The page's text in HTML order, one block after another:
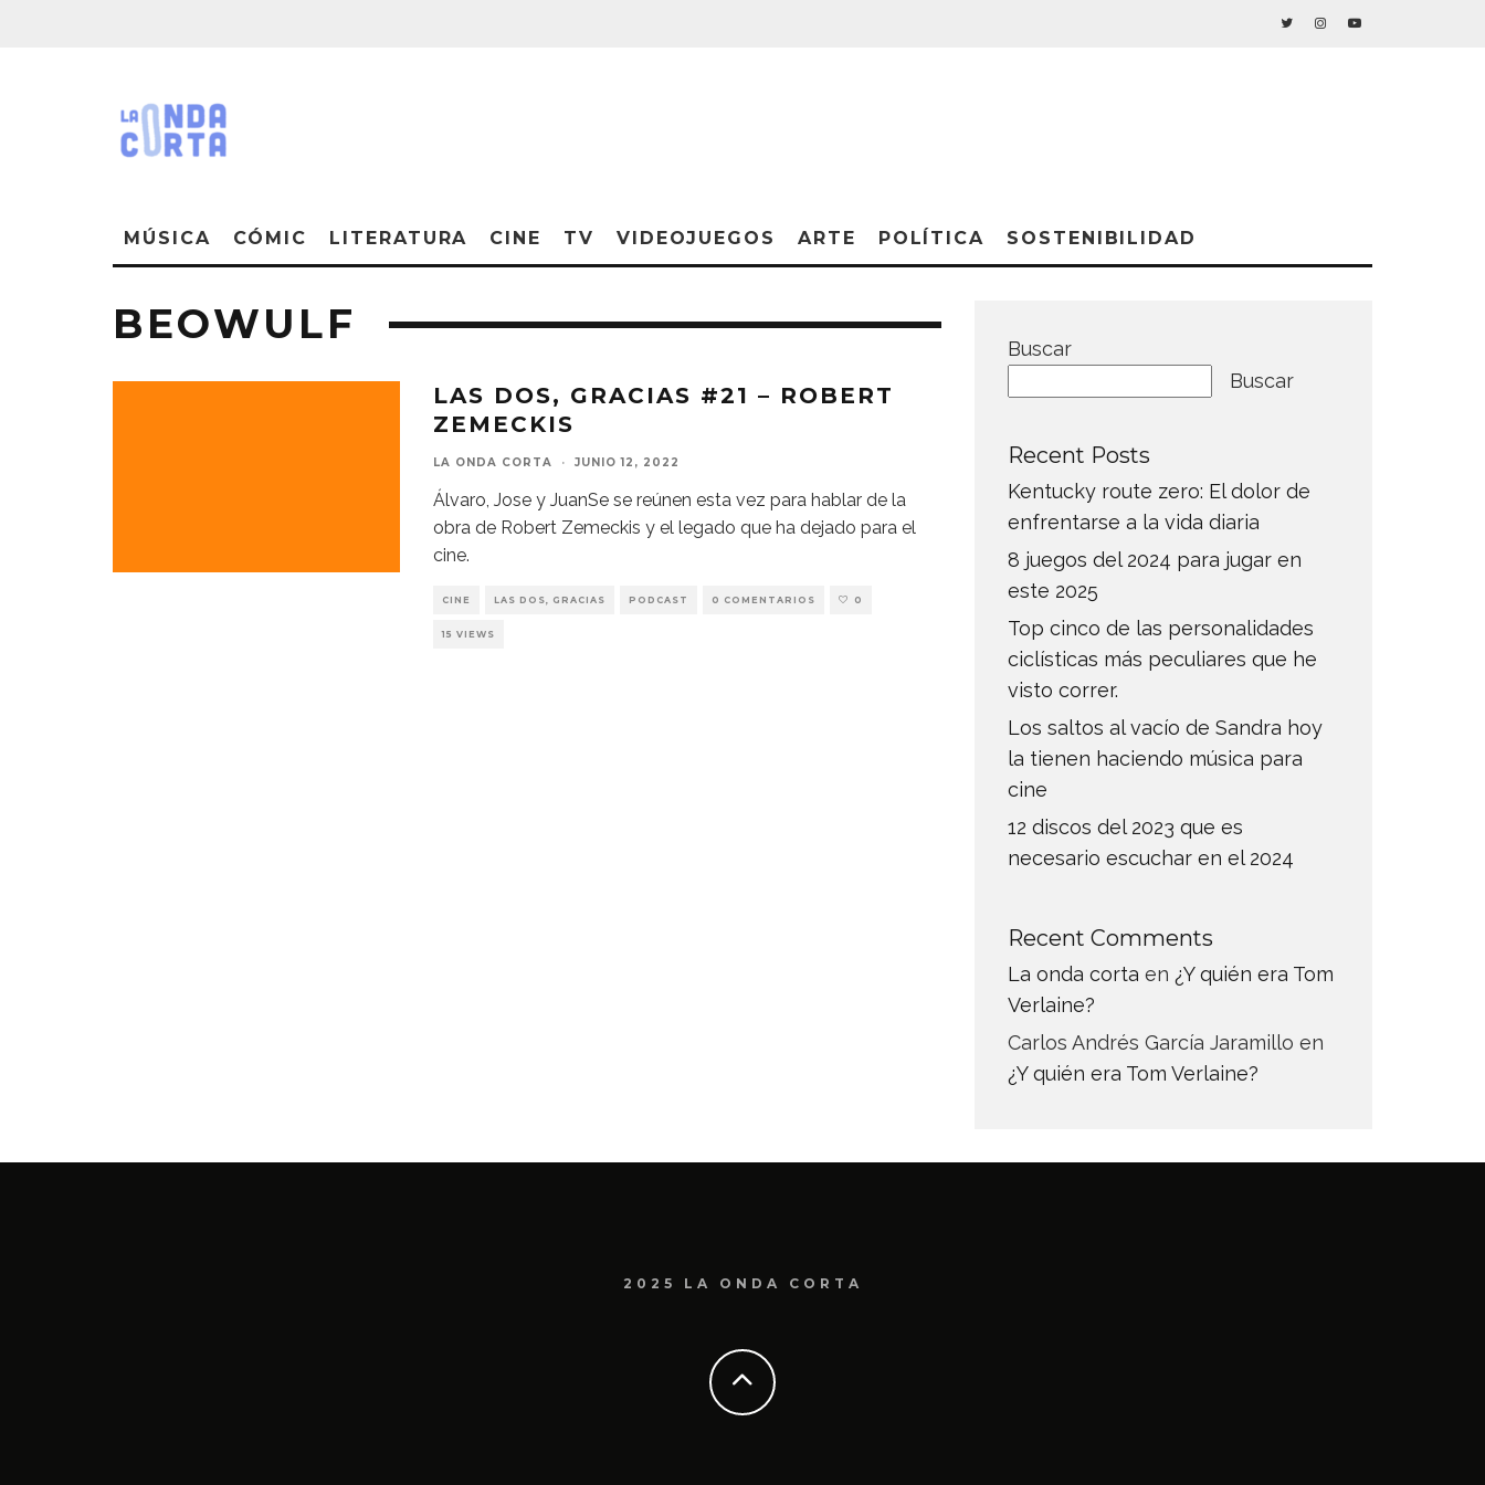
MÚSICA CÓMIC LITERATURA CINE TV VIDEOJUEGOS ARTE POLÍTICA SOSTENIBILIDAD
BEOWULF
LAS DOS, GRACIAS #21 – ROBERT
ZEMECKIS
LA ONDA CORTA · JUNIO 12, 2022
Álvaro, Jose y JuanSe se reúnen esta vez para hablar de la
obra de Robert Zemeckis y el legado que ha dejado para el
cine.
CINE LAS DOS, GRACIAS PODCAST 0 COMENTARIOS 0
15 VIEWS
Buscar
Buscar
Recent Posts
Kentucky route zero: El dolor de
enfrentarse a la vida diaria
8 juegos del 2024 para jugar en
este 2025
Top cinco de las personalidades
ciclísticas más peculiares que he
visto correr.
Los saltos al vacío de Sandra hoy
la tienen haciendo música para
cine
12 discos del 2023 que es
necesario escuchar en el 2024
Recent Comments
La onda corta en ¿Y quién era Tom
Verlaine?
Carlos Andrés García Jaramillo en
¿Y quién era Tom Verlaine?
2025 LA ONDA CORTA